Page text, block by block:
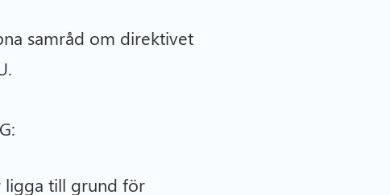
samråd om direktivet
ligga till grund för